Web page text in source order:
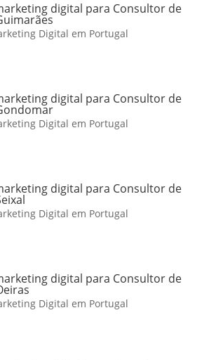
digital para Consultor de
Digital em Portugal
digital para Consultor de
Digital em Portugal
digital para Consultor de
Digital em Portugal
digital para Consultor de
Digital em Portugal